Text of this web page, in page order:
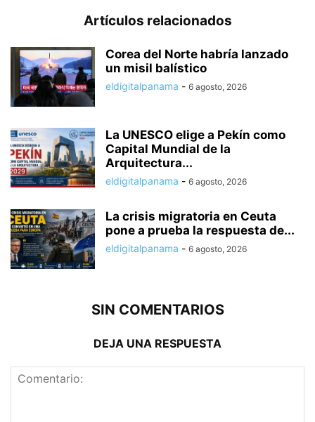
Artículos relacionados
Corea del Norte habría lanzado
un misil balístico
eldigitalpanama - 6 agosto, 2026
La UNESCO elige a Pekín como
Capital Mundial de la
Arquitectura...
eldigitalpanama - 6 agosto, 2026
La crisis migratoria en Ceuta
pone a prueba la respuesta de...
eldigitalpanama - 6 agosto, 2026
SIN COMENTARIOS
DEJA UNA RESPUESTA